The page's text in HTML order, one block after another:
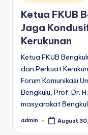
in
Ketua FKUB
Jaga
Kerukunan
Ketua FKUB
dan Perkuat
Forum Komunikasi
Bengkulu, Prof. Dr.
masyarakat
Posted
admin August